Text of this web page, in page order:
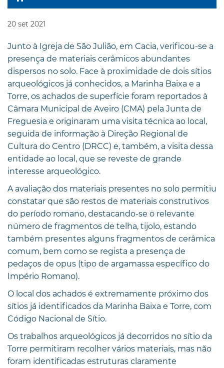
20 set 2021
Junto à Igreja de São Julião, em Cacia, verificou-se a
presença de materiais cerâmicos abundantes
dispersos no solo. Face à proximidade de dois sítios
arqueológicos já conhecidos, a Marinha Baixa e a
Torre, os achados de superfície foram reportados à
Câmara Municipal de Aveiro (CMA) pela Junta de
Freguesia e originaram uma visita técnica ao local,
seguida de informação à Direção Regional de
Cultura do Centro (DRCC) e, também, a visita dessa
entidade ao local, que se reveste de grande
interesse arqueológico.
A avaliação dos materiais presentes no solo permitiu
constatar que são restos de materiais construtivos
do período romano, destacando-se o relevante
número de fragmentos de telha, tijolo, estando
também presentes alguns fragmentos de cerâmica
comum, bem como se regista a presença de
pedaços de opus (tipo de argamassa específico do
Império Romano).
O local dos achados é extremamente próximo dos
sítios já identificados da Marinha Baixa e Torre, com
Código Nacional de Sítio.
Os trabalhos arqueológicos já decorridos no sítio da
Torre permitiram recolher vários materiais, mas não
foram identificadas estruturas claramente